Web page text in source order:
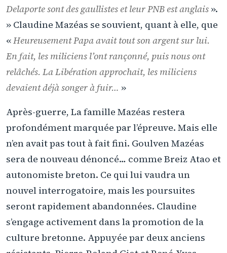
Delaporte sont des gaullistes et leur PNB est anglais ».
» Claudine Mazéas se souvient, quant à elle, que
«Heureusement Papa avait tout son argent sur lui.
En fait, les miliciens l’ont rançonné, puis nous ont
relâchés. La Libération approchait, les miliciens
devaient déjà songer à fuir… »
Après-guerre, La famille Mazéas restera
profondément marquée par l’épreuve. Mais elle
n’en avait pas tout à fait fini. Goulven Mazéas
sera de nouveau dénoncé… comme Breiz Atao et
autonomiste breton. Ce qui lui vaudra un
nouvel interrogatoire, mais les poursuites
seront rapidement abandonnées. Claudine
s’engage activement dans la promotion de la
culture bretonne. Appuyée par deux anciens